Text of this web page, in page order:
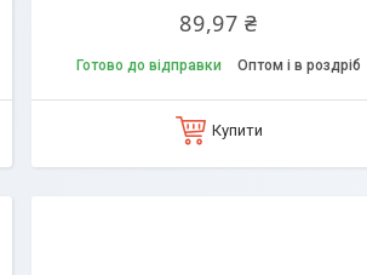
89,97 ₴
Готово до відправки Оптом і в роздріб
Купити